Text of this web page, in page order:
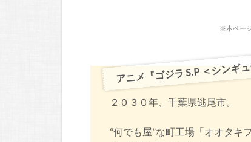
※本ペー
アニメ『ゴジラ S.P ＜シンギ
２０３０年、千葉県逃尾市。
“何でも屋”な町工場「オオタキ